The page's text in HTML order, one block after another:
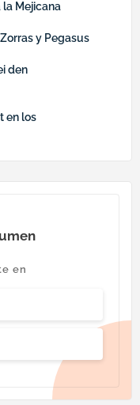
la Mejicana
y Pegasus
den
en los
en